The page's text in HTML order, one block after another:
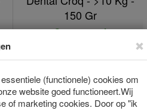
150 Gr
Op voorraad
€19.82
Toevoegen